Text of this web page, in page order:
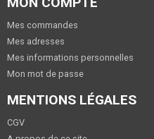
Mes commandes
Mes adresses
Mes informations personnelles
Mon mot de passe
MENTIONS LÉGALES
CGV